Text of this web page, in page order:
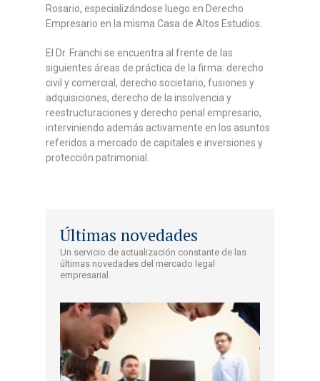
Rosario, especializándose luego en Derecho
Empresario en la misma Casa de Altos Estudios.
El Dr. Franchi se encuentra al frente de las
siguientes áreas de práctica de la firma: derecho
civil y comercial, derecho societario, fusiones y
adquisiciones, derecho de la insolvencia y
reestructuraciones y derecho penal empresario,
interviniendo además activamente en los asuntos
referidos a mercado de capitales e inversiones y
protección patrimonial.
Últimas novedades
Un servicio de actualización constante de las
últimas novedades del mercado legal
empresarial.